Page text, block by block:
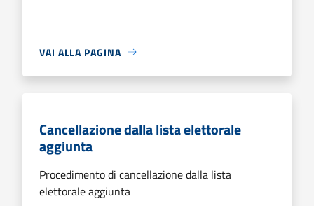
VAI ALLA PAGINA
Cancellazione dalla lista elettorale
aggiunta
Procedimento di cancellazione dalla lista
elettorale aggiunta